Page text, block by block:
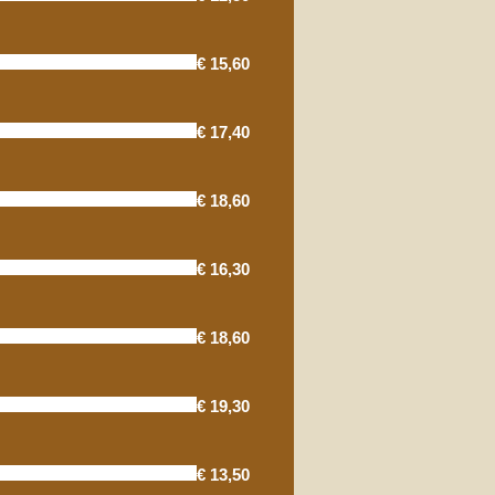
€ 15,60
€ 17,40
€ 18,60
€ 16,30
€ 18,60
€ 19,30
€ 13,50